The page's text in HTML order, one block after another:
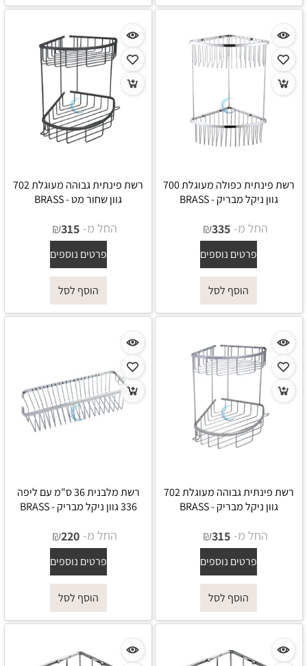
רשת פינתית כפולה מעוגלת 700
גוון ניקל מבריק - BRASS
החל מ- ₪335
פרטים נוספים
הוסף לסל
רשת פינתית גבוהה מעוגלת 702
גוון שחור מט - BRASS
החל מ- ₪315
פרטים נוספים
הוסף לסל
רשת פינתית גבוהה מעוגלת 702
גוון ניקל מבריק - BRASS
החל מ- ₪315
פרטים נוספים
הוסף לסל
רשת מלבנית 36 ס"מ עם ליפה
336 גוון ניקל מבריק - BRASS
החל מ- ₪220
פרטים נוספים
הוסף לסל